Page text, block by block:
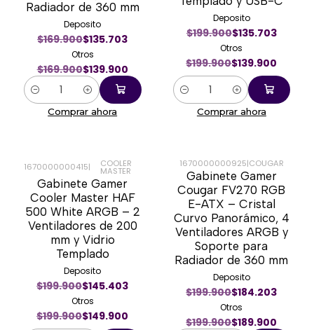
Radiador de 360 mm
Deposito
$169.900$135.703
Otros
$169.900$139.900
Cantidad
Comprar ahora
Deposito
$199.900$135.703
Otros
$199.900$139.900
Cantidad
Comprar ahora
-25%
1670000000415| COOLER
MASTER
Gabinete Gamer
Cooler Master HAF
500 White ARGB – 2
Ventiladores de 200
mm y Vidrio
Templado
Deposito
$199.900$145.403
Otros
$199.900$149.900
-5%
1670000000925|COUGAR
Gabinete Gamer
Cougar FV270 RGB
E-ATX – Cristal
Curvo Panorámico, 4
Ventiladores ARGB y
Soporte para
Radiador de 360 mm
Deposito
$199.900$184.203
Otros
$199.900$189.900